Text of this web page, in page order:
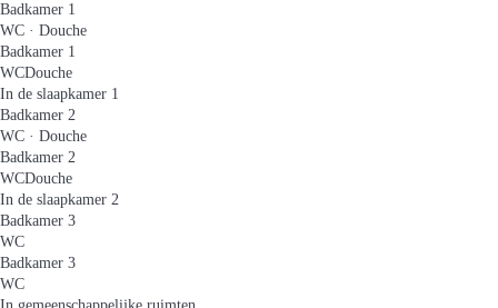
Badkamer 1
WC · Douche
Badkamer 1
WCDouche
In de slaapkamer 1
Badkamer 2
WC · Douche
Badkamer 2
WCDouche
In de slaapkamer 2
Badkamer 3
WC
Badkamer 3
WC